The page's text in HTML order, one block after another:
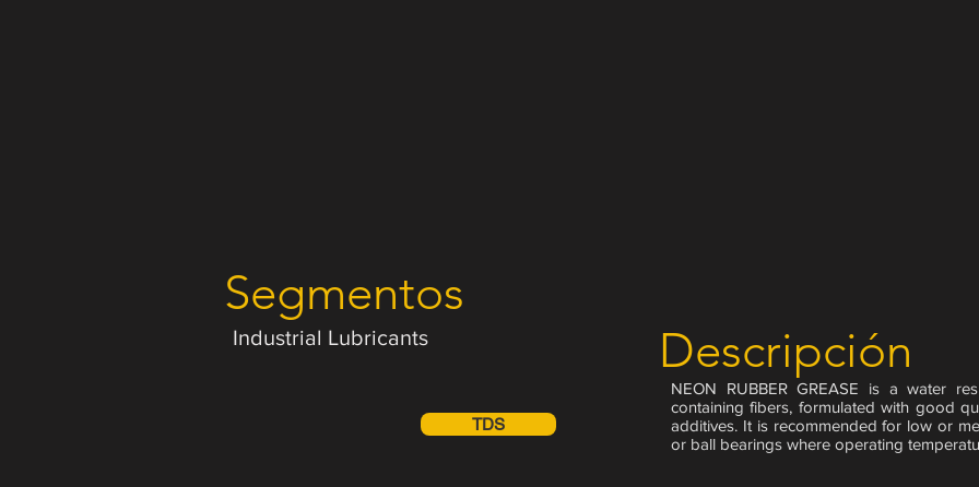
Segmentos
Industrial Lubricants
TDS
Descripción
NEON RUBBER GREASE is a water
containing fibers, formulated with good
additives. It is recommended for low or
or ball bearings where operating